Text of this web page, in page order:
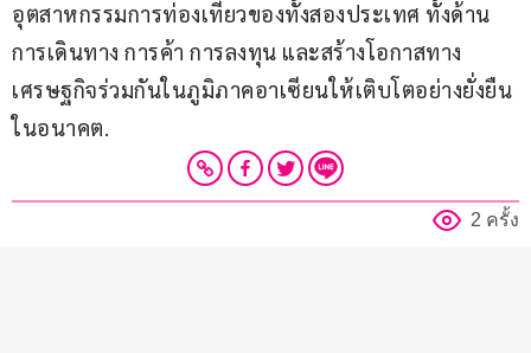
อุตสาหกรรมการท่องเที่ยวของทั้งสองประเทศ ทั้งด้าน
การเดินทาง การค้า การลงทุน และสร้างโอกาสทาง
เศรษฐกิจร่วมกันในภูมิภาคอาเซียนให้เติบโตอย่างยั่งยืน
ในอนาคต.
2 ครั้ง